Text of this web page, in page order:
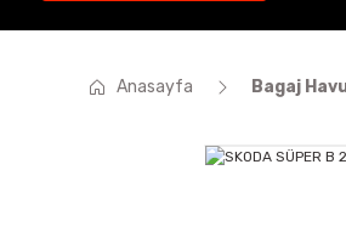
Anasayfa Bagaj